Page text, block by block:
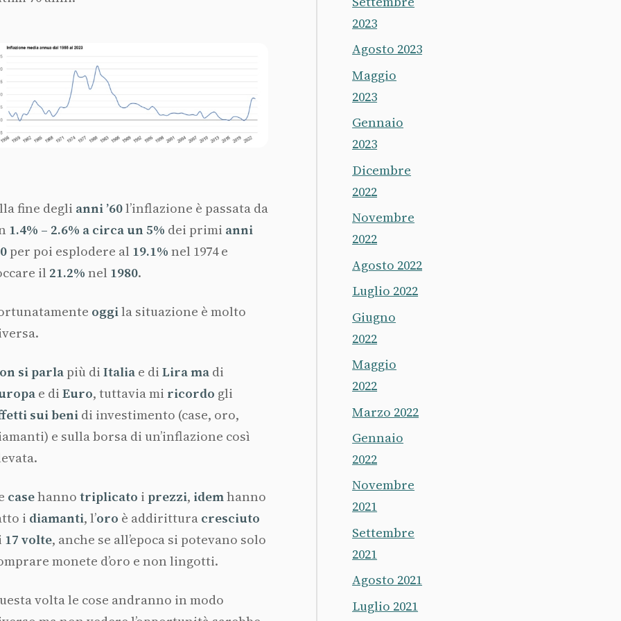
fine degli anni ’60l’inflazione è passata da
1.4% – 2.6% a circa un 5% dei primi anni
per poi esplodere al 19.1% nel 1974 e
il 21.2% nel 1980.
oggila situazione è molto
si parla più diItalia e diLira ma di
e diEuro, tuttavia mi ricordo gli
sui beni di investimento (case, oro,
e sulla borsa di un’inflazione così
casehannotriplicato iprezzi, idemhanno
i diamanti, l’oro è addirittura cresciuto
17 volte, anche se all’epoca si potevano solo
monete d’oro e non lingotti.
volta le cose andranno in modo
2023
Agosto 2023
Maggio
2023
Gennaio
2023
Dicembre
2022
Novembre
2022
Agosto 2022
Luglio 2022
Giugno
2022
Maggio
2022
Marzo 2022
Gennaio
2022
Novembre
2021
Settembre
2021
Agosto 2021
Luglio 2021